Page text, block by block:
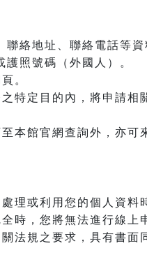
絡地址、聯絡電話等資
照號碼（外國人）。
。
特定目的內，將申請相
本館官網查詢外，亦可
理或利用您的個人資料
時，您將無法進行線上
法規之要求，具有書面